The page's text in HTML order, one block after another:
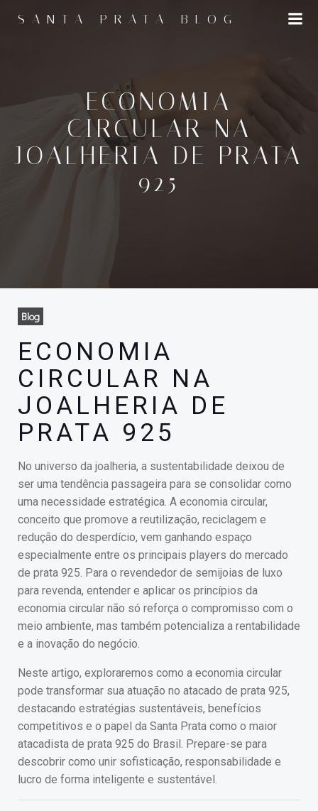
para
SANTA PRATA BLOG
ECONOMIA
CIRCULAR NA
JOALHERIA DE PRATA
925
Blog
ECONOMIA
CIRCULAR NA
JOALHERIA DE
PRATA 925
No universo da joalheria, a sustentabilidade deixou de
ser uma tendência passageira para se consolidar como
uma necessidade estratégica. A economia circular,
conceito que promove a reutilização, reciclagem e
redução do desperdício, vem ganhando espaço
especialmente entre os principais players do mercado
de prata 925. Para o revendedor de semijoias de luxo
para revenda, entender e aplicar os princípios da
economia circular não só reforça o compromisso com o
meio ambiente, mas também potencializa a rentabilidade
e a inovação do negócio.
Neste artigo, exploraremos como a economia circular
pode transformar sua atuação no atacado de prata 925,
destacando estratégias sustentáveis, benefícios
competitivos e o papel da Santa Prata como o maior
atacadista de prata 925 do Brasil. Prepare-se para
descobrir como unir sofisticação, responsabilidade e
lucro de forma inteligente e sustentável.